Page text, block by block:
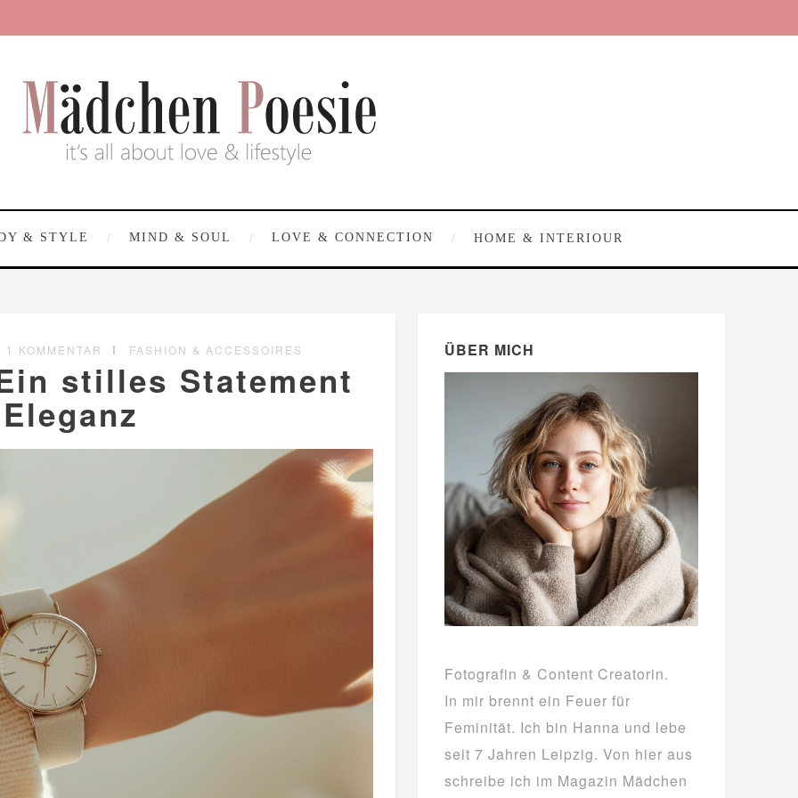
& STYLE MIND & SOUL LOVE & CONNECTION HOME & INTERIOUR
1 KOMMENTAR FASHION & ACCESSOIRES
stilles Statement
ÜBER MICH
Fotografin & Content Creatorin.
In mir brennt ein Feuer für
Feminität. Ich bin Hanna und lebe
seit 7 Jahren Leipzig. Von hier aus
schreibe ich im Magazin Mädchen